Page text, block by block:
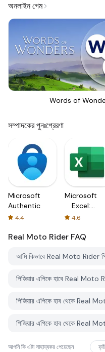
অনলাইন গেম
Words of
সম্পাদকের পুনঃপ্রেরণা
Microsoft
Authenticator
4.4
Microsoft
Excel:
4.6
Real Moto Rider FAQ
আমি কিভাবে Real Moto Rider
আপনি কি এটা সাহায্যকর পেয়েছেন হ্যাঁ